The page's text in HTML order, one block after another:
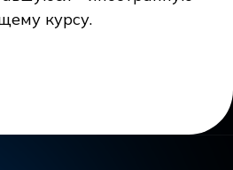
курсу.